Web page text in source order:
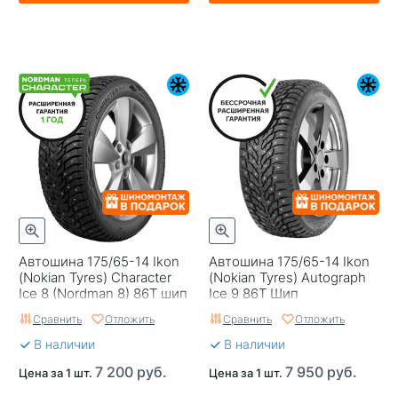
Автошина 175/65-14 Ikon
(Nokian Tyres) Character
Ice 8 (Nordman 8) 86T шип
Сравнить Отложить
В наличии
Цена за 1 шт. 7 200 руб.
Автошина 175/65-14 Ikon
(Nokian Tyres) Autograph
Ice 9 86T Шип
Сравнить Отложить
В наличии
Цена за 1 шт. 7 950 руб.